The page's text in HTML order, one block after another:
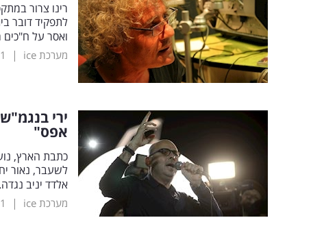
רינו צרור
לתפקיד דובר
ואסר על ח"כים
מערכת ice |
ירי
אפס"
כתבת הארץ,
לשעבר, נאור
אלדד יניב
מערכת ice |